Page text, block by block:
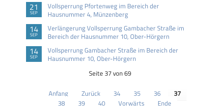
21
SEP
Vollsperrung Pfortenweg im Bereich der
Hausnummer 4, Münzenberg
14
SEP
Verlängerung Vollsperrung Gambacher Straße im
Bereich der Hausnummer 10, Ober-Hörgern
14
SEP
Vollsperrung Gambacher Straße im Bereich der
Hausnummer 10, Ober-Hörgern
Seite 37 von 69
Anfang Zurück 34 35 36
37
38
39 40 Vorwärts Ende